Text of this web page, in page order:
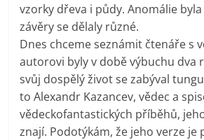
vzorky dřeva i půdy. Anomálie
závěry se dělaly různé.
Dnes chceme seznámit čtenáře s
autorovi byly v době výbuchu dva
svůj dospělý život se zabýval
to Alexandr Kazancev, vědec a
vědeckofantastických příběhů,
znají. Podotýkám, že jeho verze je